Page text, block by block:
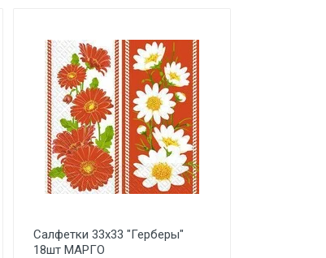
Салфетки 33х33 "Герберы"
18шт МАРГО